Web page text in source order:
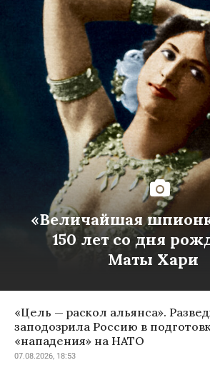
«Величайшая
150 лет со дня
Маты Хари
«Цель — раскол альянса».
заподозрила Россию в
«нападения» на НАТО
07.08.2026, 18:53